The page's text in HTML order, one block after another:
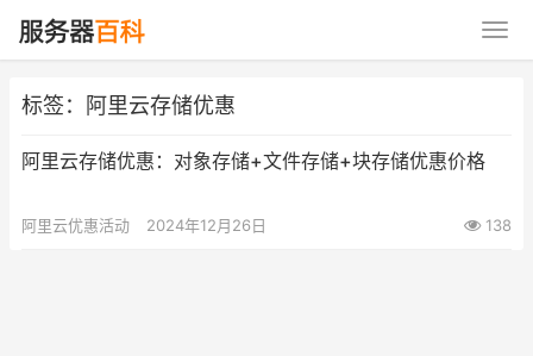
标签：阿里云存储优惠
阿里云存储优惠：对象存储+文件存储+块存储优惠价格
阿里云优惠活动 2024年12月26日 138